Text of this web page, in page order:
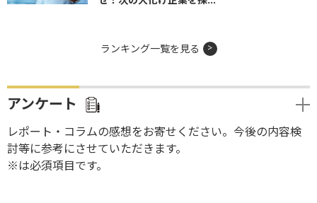
ランキング一覧を見る
アンケート
レポート・コラムの感想をお寄せください。今後の内容検
討等に参考にさせていただきます。
※は必須項目です。